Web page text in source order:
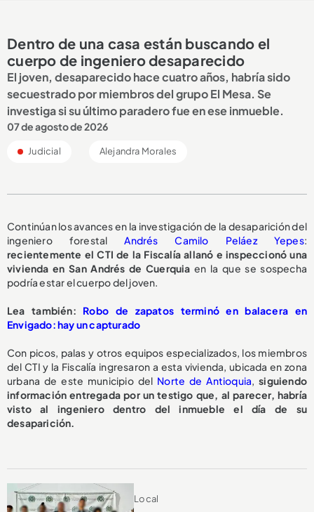
Dentro de una casa están buscando el
cuerpo de ingeniero desaparecido
El joven, desaparecido hace cuatro años, habría sido
secuestrado por miembros del grupo El Mesa. Se
investiga si su último paradero fue en ese inmueble.
07 de agosto de 2026
Judicial Alejandra Morales
Continúan los avances en la investigación de la desaparición del
ingeniero forestalAndrés Camilo Peláez Yepes:
recientemente el CTI de la Fiscalía allanó e inspeccionó una
vivienda en San Andrés de Cuerquia en la que se sospecha
podría estar el cuerpo del joven.
Lea también: Robo de zapatos terminó en balacera en
Envigado: hay un capturado
Con picos, palas y otros equipos especializados, los miembros
del CTI y la Fiscalía ingresaron a esta vivienda, ubicada en zona
urbana de este municipio del Norte de Antioquia, siguiendo
información entregada por un testigo que, al parecer, habría
visto al ingeniero dentro del inmueble el día de su
desaparición.
Local